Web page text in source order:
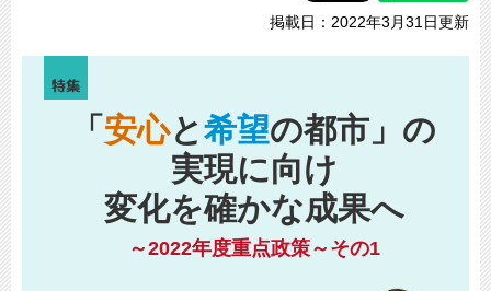
掲載日：2022年3月31日更新
「 安心と希望の都市」の
実現に向け
変化を確かな成果へ
～2022年度重点政策～その1